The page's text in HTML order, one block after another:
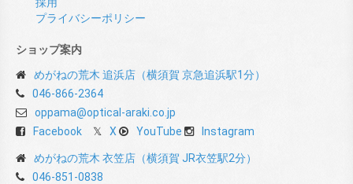
プライバシーポリシー
ショップ案内
めがねの荒木 追浜店（横須賀 京急追浜駅1分）
046-866-2364
oppama@optical-araki.co.jp
Facebook
X YouTube Instagram
めがねの荒木 衣笠店（横須賀 JR衣笠駅2分）
046-851-0838